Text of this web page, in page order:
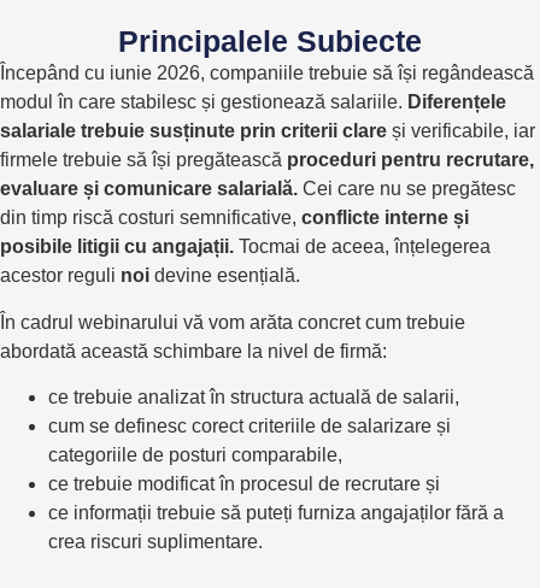
Principalele Subiecte
Începând cu iunie 2026, companiile trebuie să își regândească
modul în care stabilesc și gestionează salariile. Diferențele
salariale trebuie susținute prin criterii clare și verificabile, iar
firmele trebuie să își pregătească proceduri pentru recrutare,
evaluare și comunicare salarială. Cei care nu se pregătesc
din timp riscă costuri semnificative, conflicte interne și
posibile litigii cu angajații. Tocmai de aceea, înțelegerea
acestor reguli noi devine esențială.
În cadrul webinarului vă vom arăta concret cum trebuie
abordată această schimbare la nivel de firmă:
ce trebuie analizat în structura actuală de salarii,
cum se definesc corect criteriile de salarizare și
categoriile de posturi comparabile,
ce trebuie modificat în procesul de recrutare și
ce informații trebuie să puteți furniza angajaților fără a
crea riscuri suplimentare.